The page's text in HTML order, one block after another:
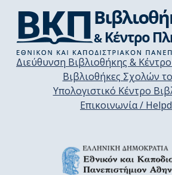
Διεύθυνση Βιβλιοθήκης &
Βιβλιοθήκες Σχολών
Υπολογιστικό Κέντρο
Επικοινωνία /